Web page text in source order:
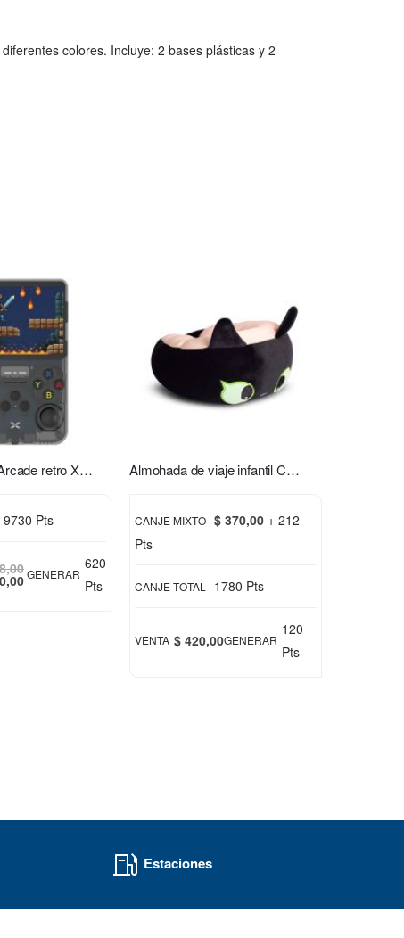
colores. Incluye: 2 bases plásticas y 2
Consola mini Arcade retro Xion XI-GAME350
9730 Pts
GENERAR
620
Pts
Almohada de viaje infantil Chimuelo rosa
CANJE MIXTO $ 370,00 + 212
Pts
CANJE TOTAL 1780 Pts
VENTA $ 420,00GENERAR
120
Pts
Estaciones